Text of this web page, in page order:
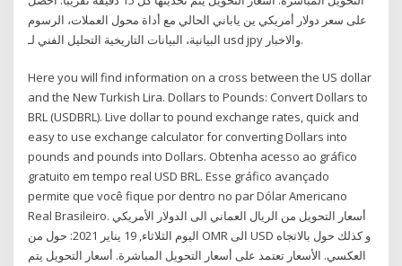
على سعر دولار أمريكي ين ياباني الحالي مع أداة محول العملات، الرسوم
البيانية، البيانات التاريخية التحليل الفني لـ usd jpy والاخبار.
Here you will find information on a cross between the US dollar
and the New Turkish Lira. Dollars to Pounds: Convert Dollars to
BRL (USDBRL). Live dollar to pound exchange rates, quick and
easy to use exchange calculator for converting Dollars into
pounds and pounds into Dollars. Obtenha acesso ao gráfico
gratuito em tempo real USD BRL. Esse gráfico avançado
permite que você fique por dentro no par Dólar Americano
Real Brasileiro. أسعار التحويل من الريال العماني الى الدولار الأمريكي
اليوم الثلاثاء, 19 يناير 2021: حول من OMR الى USD و كذلك حول بالاتجاه
العكسي. الأسعار تعتمد على أسعار التحويل المباشرة. أسعار التحويل يتم